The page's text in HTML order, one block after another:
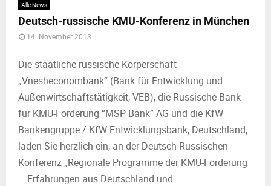
M
A
R
M
Alle News
Deutsch-russische KMU-Konferenz in München
14. November 2013
Die staatliche russische Körperschaft
„Vnesheconombank“ (Bank für Entwicklung und
Außenwirtschaftstätigkeit, VEB), die Russische Bank
für KMU-Förderung “MSP Bank” AG und die KfW
Bankengruppe / KfW Entwicklungsbank, Deutschland,
laden Sie herzlich ein, an der Deutsch-Russischen
Konferenz „Regionale Programme der KMU-Förderung
– Erfahrungen aus Deutschland und